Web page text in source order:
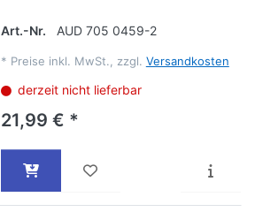
Art.-Nr. AUD 705 0459-2
* Preise inkl. MwSt., zzgl. Versandkosten
derzeit nicht lieferbar
21,99 € *